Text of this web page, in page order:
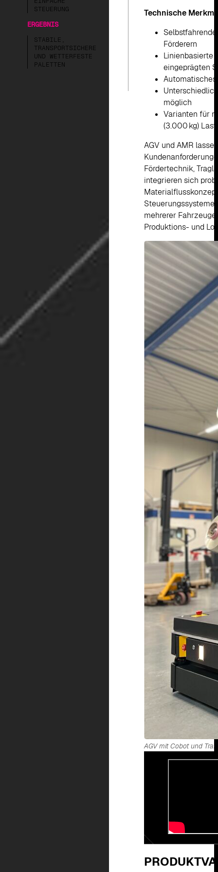
STEUERUNG
ERGEBNIS
STABILE,
TRANSPORTSICHERE
UND WETTERFESTE
PALETTEN
Technische
Förderern
Linienbasierte
eingeprägten
möglich
Varianten für
(3.000 kg)
AGV und AMR
Fördertechnik,
integrieren sich
mehrerer
Produktions- und
AGV mit Cobot und